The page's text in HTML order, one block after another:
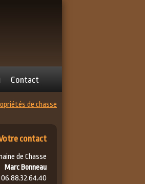
Contact
de chasse
contact
de Chasse
Marc Bonneau
06.88.32.64.40